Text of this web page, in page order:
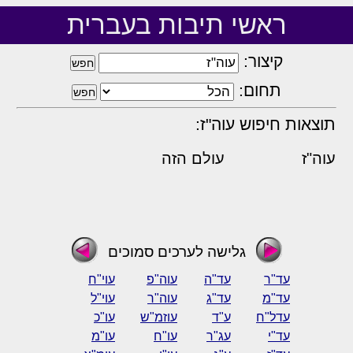
ראשי תיבות בעברית
קיצור:
תחום:
תוצאות חיפוש עוה"ז:
עוה"ז עולם הזה
גלישה לערכים סמוכים
עד"ר עד"ה עוה"פ
עוי"ח
עד"מ
עד"ג עוה"ר
עוי"ל
עדל"ח
ע"ד עוזמ"ש
עו"כ
עד"י
עג"ר עו"ח
עו"מ